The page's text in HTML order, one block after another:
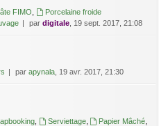
FIMO
Porcelaine froide
par digitale , 19 sept. 2017, 21:08
par apynala , 19 avr. 2017, 21:30
, Serviettage, Papier Mâché